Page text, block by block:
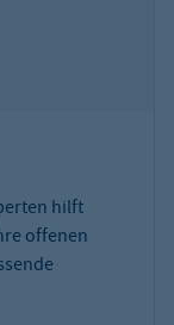
hilft
offenen